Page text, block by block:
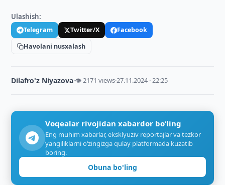
Ulashish:
Telegram Twitter/X
Facebook
Havolani nusxalash
Dilafro'z Niyazova·👁 2171 views·27.11.2024 · 22:25
Voqealar rivojidan xabardor bo‘ling
Eng muhim xabarlar, eksklyuziv reportajlar va tezkor
yangiliklarni o‘zingizga qulay platformada kuzatib
boring.
Obuna bo'ling